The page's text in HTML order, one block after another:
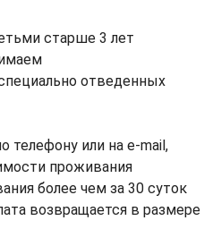
старше 3 лет
отведенных
телефону или на e-mail,
проживания
более чем за 30 суток
возвращается в размере